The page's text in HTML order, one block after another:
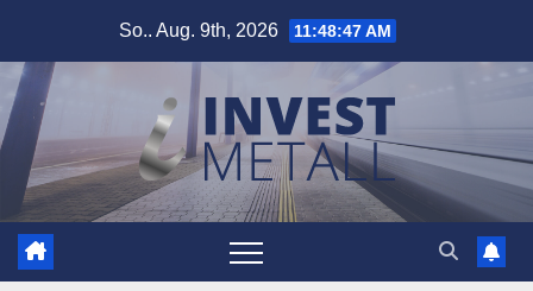
springen
So.. Aug. 9th, 2026 11:48:48 AM